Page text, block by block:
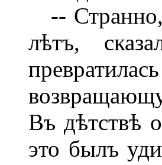
-- Странно,
лѣтъ,
Въ дѣтствѣ
это былъ